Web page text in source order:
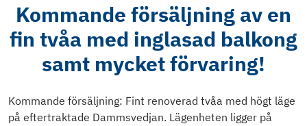
Kommande försäljning av en
fin tvåa med inglasad balkong
samt mycket förvaring!
Kommande försäljning: Fint renoverad tvåa med högt läge
på eftertraktade Dammsvedjan. Lägenheten ligger på